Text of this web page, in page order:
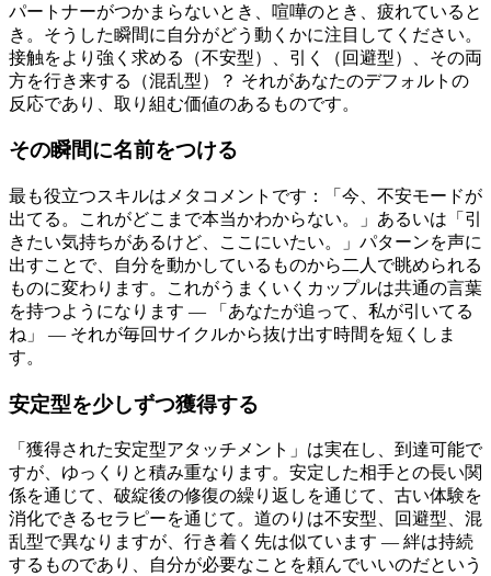
パートナーがつかまらないとき、喧嘩のとき、疲れていると
き。そうした瞬間に自分がどう動くかに注目してください。
接触をより強く求める（不安型）、引く（回避型）、その両
方を行き来する（混乱型）？ それがあなたのデフォルトの
反応であり、取り組む価値のあるものです。
その瞬間に名前をつける
最も役立つスキルはメタコメントです：「今、不安モードが
出てる。これがどこまで本当かわからない。」あるいは「引
きたい気持ちがあるけど、ここにいたい。」パターンを声に
出すことで、自分を動かしているものから二人で眺められる
ものに変わります。これがうまくいくカップルは共通の言葉
を持つようになります — 「あなたが追って、私が引いてる
ね」 — それが毎回サイクルから抜け出す時間を短くしま
す。
安定型を少しずつ獲得する
「獲得された安定型アタッチメント」は実在し、到達可能で
すが、ゆっくりと積み重なります。安定した相手との長い関
係を通じて、破綻後の修復の繰り返しを通じて、古い体験を
消化できるセラピーを通じて。道のりは不安型、回避型、混
乱型で異なりますが、行き着く先は似ています — 絆は持続
するものであり、自分が必要なことを頼んでいいのだという